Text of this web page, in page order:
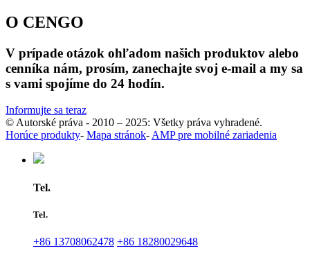
O CENGO
V prípade otázok ohľadom našich produktov alebo
cenníka nám, prosím, zanechajte svoj e-mail a my sa
s vami spojíme do 24 hodín.
Informujte sa teraz
© Autorské práva - 2010 – 2025: Všetky práva vyhradené.
Horúce produkty- Mapa stránok- AMP pre mobilné zariadenia
Tel.
Tel.
+86 13708062478 +86 18280029648